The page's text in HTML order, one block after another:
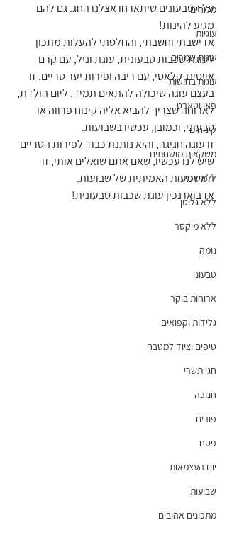
מלוחים
עוגיות
עוגות שמרים
עוגות בחושות
פאי וטארט
קינוחים
משקאות מושחתים
ללא אפייה
ללא גלוטן
ללא מיקסר
נומה
טבעוני
ארוחות בוקר
גלידות וקפואים
טיפים וציוד למטבח
חגי תשרי
חנוכה
פורים
פסח
יום העצמאות
שבועות
מתכונים אהובים
על הטבעונים שיתארחו אצלנו החג. גם להם
מגיע להינות!
אז ישבתי וחשבתי, והחלטתי להעלות מתכון
לעוגת שכבות טבעונית, עוגת וניל, עם קרם
אייסינג קלאסי, עם ריבה ופירות יער טריים. זו
בעצם עוגה שיכולה להתאים תמיד. ליום הולדת,
לארוחה שצריך להביא אליה קינוח פרווה או
טבעוני, וכמובן, עכשיו בשבועות.
זו עוגה חגיגה, והיא נותנת כבוד לפירות הטריים
שיש לנו עכשיו, שאם אתם שואלים אותי, זו
המשמעות האמיתית של שבועות.
אז בואו נכין עוגת שכבות טבעונית!